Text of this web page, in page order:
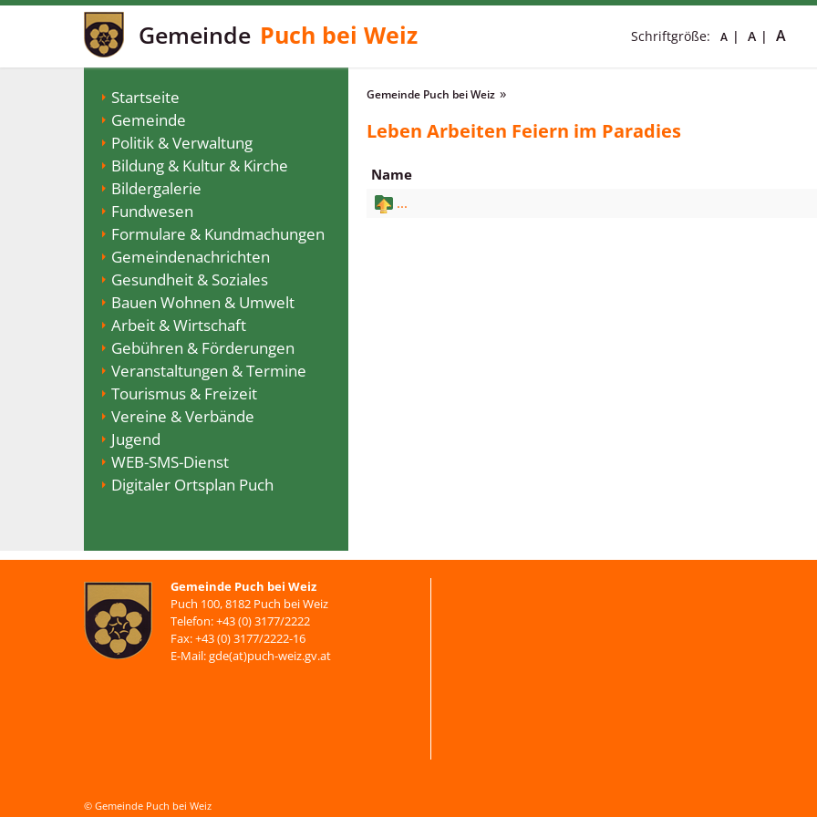
Gemeinde Puch bei Weiz Schriftgröße: A A A
Startseite
Gemeinde
Politik & Verwaltung
Bildung & Kultur & Kirche
Bildergalerie
Fundwesen
Formulare & Kundmachungen
Gemeindenachrichten
Gesundheit & Soziales
Bauen Wohnen & Umwelt
Arbeit & Wirtschaft
Gebühren & Förderungen
Veranstaltungen & Termine
Tourismus & Freizeit
Vereine & Verbände
Jugend
WEB-SMS-Dienst
Digitaler Ortsplan Puch
Gemeinde Puch bei Weiz
Leben Arbeiten Feiern im Paradies
Name
...
Gemeinde Puch bei Weiz
Puch 100, 8182 Puch bei Weiz
Telefon: +43 (0) 3177/2222
Fax: +43 (0) 3177/2222-16
E-Mail: gde(at)puch-weiz.gv.at
© Gemeinde Puch bei Weiz